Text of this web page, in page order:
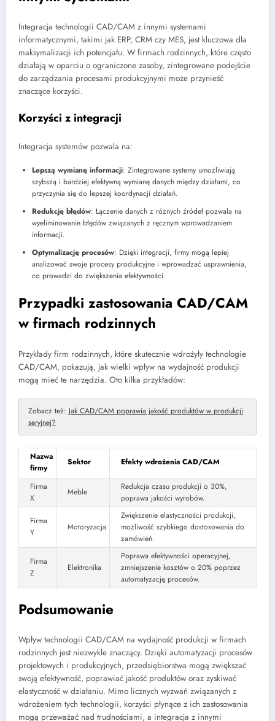
Integracja technologii CAD/CAM z innymi systemami
informatycznymi, takimi jak ERP, CRM czy MES, jest kluczowa dla
maksymalizacji ich potencjału. W firmach rodzinnych, które często
działają w oparciu o ograniczone zasoby, zintegrowane podejście
do zarządzania procesami produkcyjnymi może przynieść
znaczące korzyści.
Korzyści z integracji
Integracja systemów pozwala na:
Lepszą wymianę informacji: Zintegrowane systemy umożliwiają
szybszą i bardziej efektywną wymianę danych między działami, co
przyczynia się do lepszej koordynacji działań.
Redukcję błędów: Łączenie danych z różnych źródeł pozwala na
wyeliminowanie błędów związanych z ręcznym wprowadzaniem
informacji.
Optymalizację procesów: Dzięki integracji, firmy mogą lepiej
analizować swoje procesy produkcyjne i wprowadzać usprawnienia,
co prowadzi do zwiększenia efektywności.
Przypadki zastosowania CAD/CAM
w firmach rodzinnych
Przykłady firm rodzinnych, które skutecznie wdrożyły technologie
CAD/CAM, pokazują, jak wielki wpływ na wydajność produkcji
mogą mieć te narzędzia. Oto kilka przykładów:
Zobacz też: Jak CAD/CAM poprawia jakość produktów w produkcji
seryjnej?
Nazwa
firmy
Sektor Efekty wdrożenia CAD/CAM
Firma
X
Meble
Redukcja czasu produkcji o 30%,
poprawa jakości wyrobów.
Firma
Y
Motoryzacja
Zwiększenie elastyczności produkcji,
możliwość szybkiego dostosowania do
zamówień.
Firma
Z
Elektronika
Poprawa efektywności operacyjnej,
zmniejszenie kosztów o 20% poprzez
automatyzację procesów.
Podsumowanie
Wpływ technologii CAD/CAM na wydajność produkcji w firmach
rodzinnych jest niezwykle znaczący. Dzięki automatyzacji procesów
projektowych i produkcyjnych, przedsiębiorstwa mogą zwiększać
swoją efektywność, poprawiać jakość produktów oraz zyskiwać
elastyczność w działaniu. Mimo licznych wyzwań związanych z
wdrożeniem tych technologii, korzyści płynące z ich zastosowania
mogą przeważać nad trudnościami, a integracja z innymi